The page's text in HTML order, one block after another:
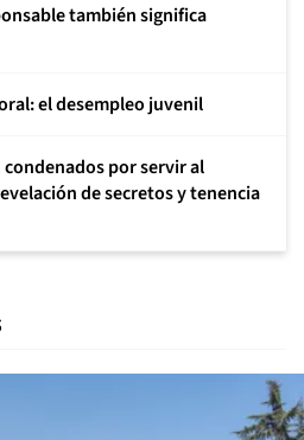
también significa
el desempleo juvenil
condenados por servir al
de secretos y tenencia